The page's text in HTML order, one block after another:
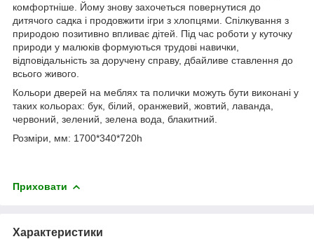
комфортніше. Йому знову захочеться повернутися до
дитячого садка і продовжити ігри з хлопцями. Спілкування з
природою позитивно впливає дітей. Під час роботи у куточку
природи у малюків формуються трудові навички,
відповідальність за доручену справу, дбайливе ставлення до
всього живого.
Кольори дверей на меблях та полички можуть бути виконані у
таких кольорах: бук, білий, оранжевий, жовтий, лаванда,
червоний, зелений, зелена вода, блакитний.
Розміри, мм: 1700*340*720h
Приховати
Характеристики